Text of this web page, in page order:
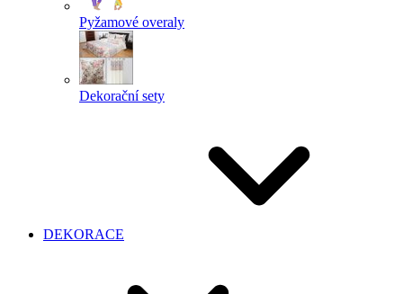
Pyžamové overaly
Dekorační sety
DEKORACE